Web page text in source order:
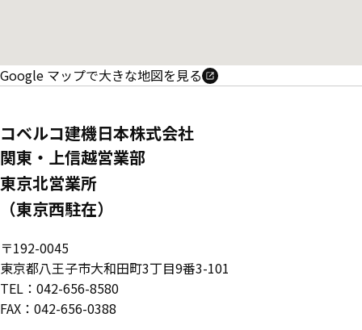
Google マップで大きな地図を見る
コベルコ建機日本株式会社
関東・上信越営業部
東京北営業所
（東京西駐在）
〒192-0045
東京都八王子市大和田町3丁目9番3-101
TEL：042-656-8580
FAX：042-656-0388